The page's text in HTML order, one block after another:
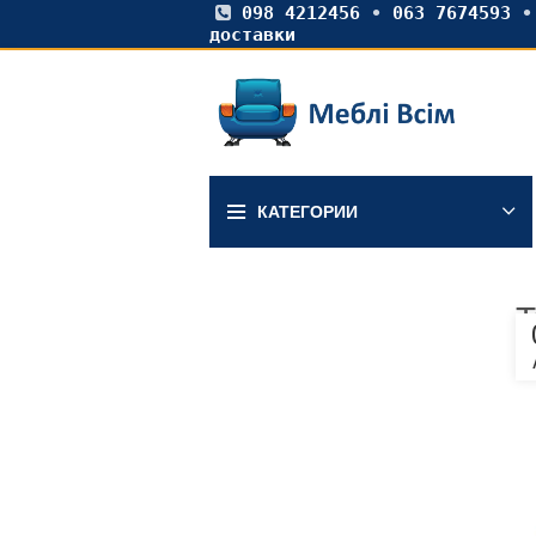
098 4212456• 063 7674593
доставки
КАТЕГОРИИ